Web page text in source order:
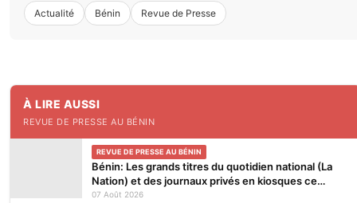
Actualité Bénin Revue de Presse
À LIRE AUSSI
REVUE DE PRESSE AU BÉNIN
REVUE DE PRESSE AU BÉNIN
Bénin: Les grands titres du quotidien national (La
Nation) et des journaux privés en kiosques ce
vendredi 7 Août 2026
07 Août 2026